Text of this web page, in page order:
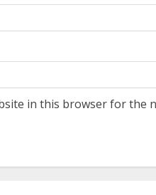
in this browser for the